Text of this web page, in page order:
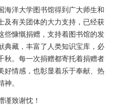
海洋大学图书馆得到广大师生和
及有关团体的大力支持，已经获
些慷慨捐赠，支持着图书馆的发
典藏，丰富了人类知识宝库，必
秋。每一次捐赠都寄托着捐赠者
好情感，也彰显着乐于奉献、热
神。
谨致谢忱！